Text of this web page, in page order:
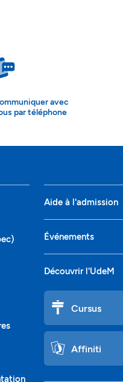
avec
par téléphone
Aide à l'admission
Événements
Découvrir l'UdeM
Cursus
Affiniti